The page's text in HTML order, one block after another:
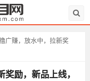
广赚，放水中，拉新奖
励，新品上线，